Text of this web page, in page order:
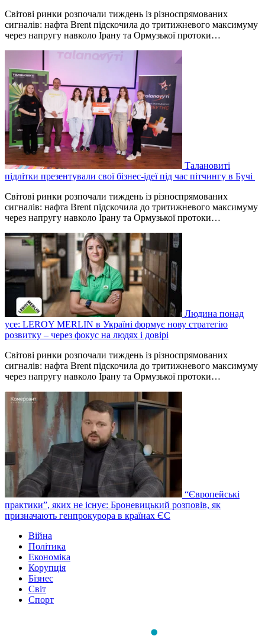
Світові ринки розпочали тиждень із різноспрямованих
сигналів: нафта Brent підскочила до тритижневого максимуму
через напругу навколо Ірану та Ормузької протоки…
Талановиті
підлітки презентували свої бізнес-ідеї під час пітчингу в Бучі
Світові ринки розпочали тиждень із різноспрямованих
сигналів: нафта Brent підскочила до тритижневого максимуму
через напругу навколо Ірану та Ормузької протоки…
Людина понад
усе: LEROY MERLIN в Україні формує нову стратегію
розвитку – через фокус на людях і довірі
Світові ринки розпочали тиждень із різноспрямованих
сигналів: нафта Brent підскочила до тритижневого максимуму
через напругу навколо Ірану та Ормузької протоки…
“Європейські
практики”, яких не існує: Броневицький розповів, як
призначають генпрокурора в країнах ЄС
Війна
Політика
Економіка
Корупція
Бізнес
Світ
Спорт